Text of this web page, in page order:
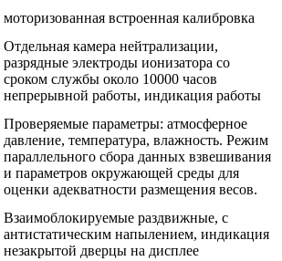
моторизованная встроенная калибровка
Отдельная камера нейтрализации,
разрядные электроды ионизатора со
сроком службы около 10000 часов
непрерывной работы, индикация работы
Проверяемые параметры: атмосферное
давление, температура, влажность. Режим
параллельного сбора данных взвешивания
и параметров окружающей среды для
оценки адекватности размещения весов.
Взаимоблокируемые раздвижные, с
антистатическим напылением, индикация
незакрытой дверцы на дисплее